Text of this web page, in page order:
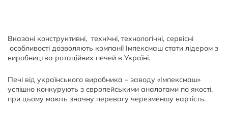
Вказані конструктивні, технічні, технологічні, сервісні
особливості дозволяють компанії Імпексмаш стати лідером з
виробництва ротаційних печей в Україні.
Печі від українського виробника – заводу «Імпексмаш»
успішно конкурують з європейськими аналогами по якості,
при цьому мають значну перевагу черезменшу вартість.